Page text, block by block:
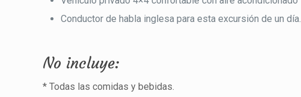
Conductor de habla inglesa para esta excursión de un día.
No incluye:
* Todas las comidas y bebidas.